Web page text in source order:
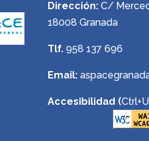
Dirección: C/
18008 Granada
Tlf. 958 137 696
Email:
Accesibilidad (